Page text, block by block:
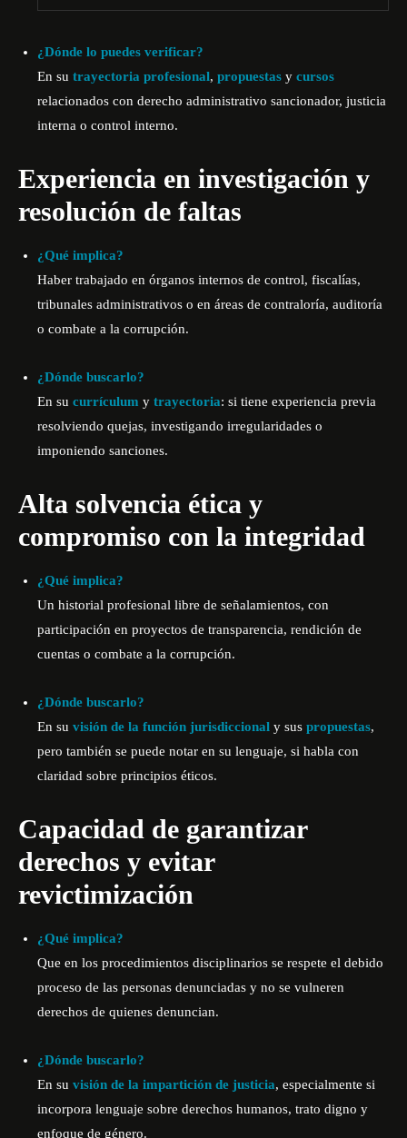
¿Dónde lo puedes verificar?
En su trayectoria profesional, propuestas y cursos
relacionados con derecho administrativo sancionador, justicia
interna o control interno.
Experiencia en investigación y
resolución de faltas
¿Qué implica?
Haber trabajado en órganos internos de control, fiscalías,
tribunales administrativos o en áreas de contraloría, auditoría
o combate a la corrupción.
¿Dónde buscarlo?
En su currículum y trayectoria: si tiene experiencia previa
resolviendo quejas, investigando irregularidades o
imponiendo sanciones.
Alta solvencia ética y
compromiso con la integridad
¿Qué implica?
Un historial profesional libre de señalamientos, con
participación en proyectos de transparencia, rendición de
cuentas o combate a la corrupción.
¿Dónde buscarlo?
En su visión de la función jurisdiccional y sus propuestas,
pero también se puede notar en su lenguaje, si habla con
claridad sobre principios éticos.
Capacidad de garantizar
derechos y evitar
revictimización
¿Qué implica?
Que en los procedimientos disciplinarios se respete el debido
proceso de las personas denunciadas y no se vulneren
derechos de quienes denuncian.
¿Dónde buscarlo?
En su visión de la impartición de justicia, especialmente si
incorpora lenguaje sobre derechos humanos, trato digno y
enfoque de género.